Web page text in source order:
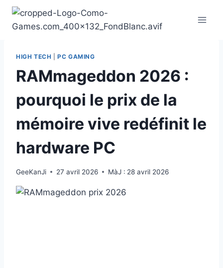
Aller
contenu
HIGH TECH |PC GAMING
RAMmageddon 2026 :
pourquoi le prix de la
mémoire vive redéfinit le
hardware PC
GeeKanJi 27 avril 2026 MàJ : 28 avril 2026